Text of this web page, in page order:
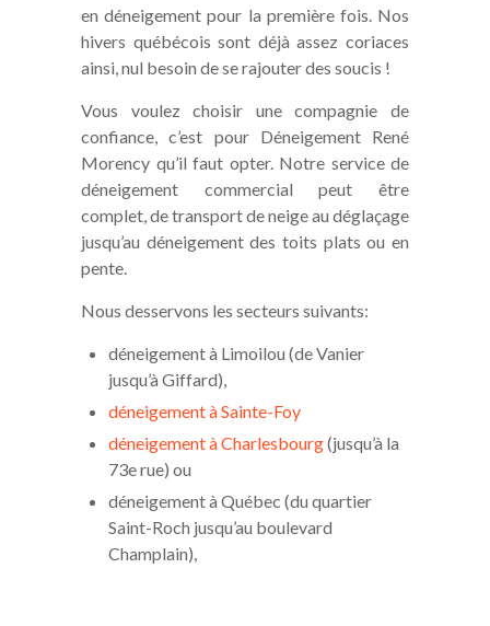
en déneigement pour la première fois. Nos
hivers québécois sont déjà assez coriaces
ainsi, nul besoin de se rajouter des soucis !
Vous voulez choisir une compagnie de
confiance, c’est pour Déneigement René
Morency qu’il faut opter. Notre service de
déneigement commercial peut être
complet, de transport de neige au déglaçage
jusqu’au déneigement des toits plats ou en
pente.
Nous desservons les secteurs suivants:
déneigement à Limoilou (de Vanier
jusqu’à Giffard),
déneigement à Sainte-Foy
déneigement à Charlesbourg(jusqu’à la
73e rue) ou
déneigement à Québec (du quartier
Saint-Roch jusqu’au boulevard
Champlain),